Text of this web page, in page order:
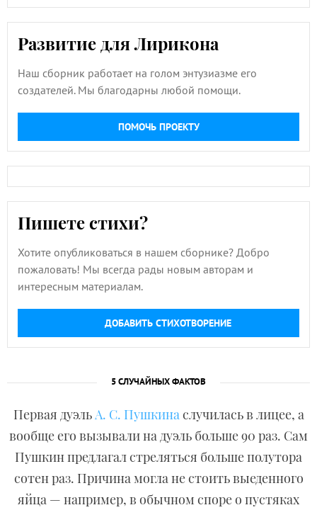
Развитие для Лирикона
Наш сборник работает на голом энтузиазме его
создателей. Мы благодарны любой помощи.
ПОМОЧЬ ПРОЕКТУ
Пишете стихи?
Хотите опубликоваться в нашем сборнике? Добро
пожаловать! Мы всегда рады новым авторам и
интересным материалам.
ДОБАВИТЬ СТИХОТВОРЕНИЕ
5 СЛУЧАЙНЫХ ФАКТОВ
Первая дуэльА. С. Пушкинаслучилась в лицее, а
вообще его вызывали на дуэль больше 90 раз. Сам
Пушкин предлагал стреляться больше полутора
сотен раз. Причина могла не стоить выеденного
яйца — например, в обычном споре о пустяках